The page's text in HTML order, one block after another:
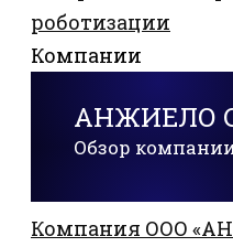
роботизации
Компании
АНЖИЕЛО
Обзор
Компания ООО